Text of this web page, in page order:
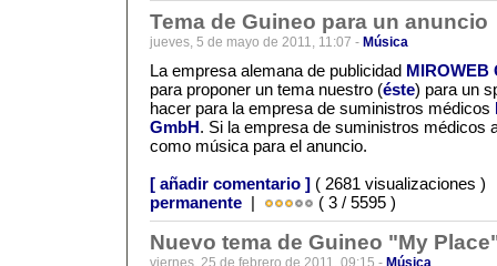
Tema de Guineo para un anuncio
jueves, 5 de mayo de 2011, 11:07 - Música
La empresa alemana de publicidad MIROWEB
para proponer un tema nuestro (éste) para un
hacer para la empresa de suministros médicos
GmbH. Si la empresa de suministros médicos
como música para el anuncio.
[ añadir comentario ] ( 2681 visualizaciones
permanente | ( 3 / 5595 )
Nuevo tema de Guineo "My
viernes, 25 de febrero de 2011, 09:15 - Música